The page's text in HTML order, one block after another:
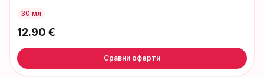
30 мл
12.90 €
Сравни оферти